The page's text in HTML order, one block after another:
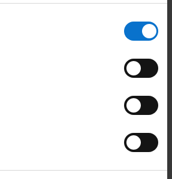
de galetes del lloc web de la
934 021 431